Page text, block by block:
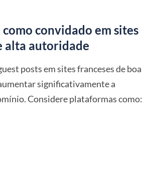
como convidado em sites
alta autoridade
posts em sites franceses de boa
significativamente a
Considere plataformas como: